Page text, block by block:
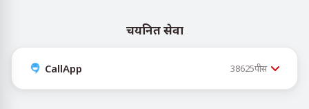
चयनित सेवा
CallApp 38625पीस